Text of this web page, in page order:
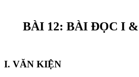
BÀI 12: BÀI ĐỌC I
I. VĂN KIỆN